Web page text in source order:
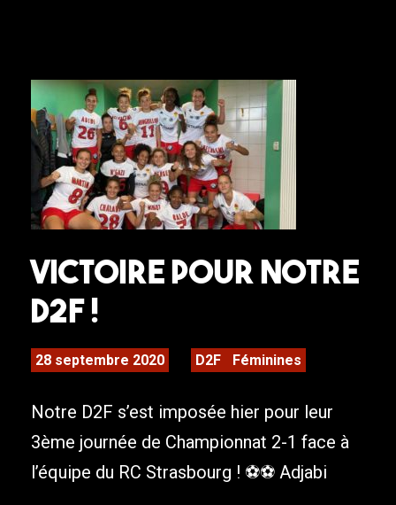
Victoire pour notre
D2F !
28 septembre 2020 D2F Féminines
Notre D2F s’est imposée hier pour leur
3ème journée de Championnat 2-1 face à
l’équipe du RC Strasbourg ! ⚽️⚽️ Adjabi